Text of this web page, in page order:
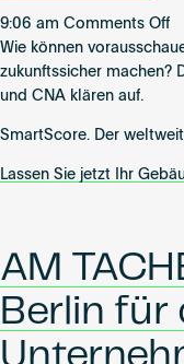
9:06 am Comments Offon
Wie können
zukunftssicher machen?
und CNA klären auf.
SmartScore. Der
Lassen Sie jetzt Ihr
AM
Berlin für